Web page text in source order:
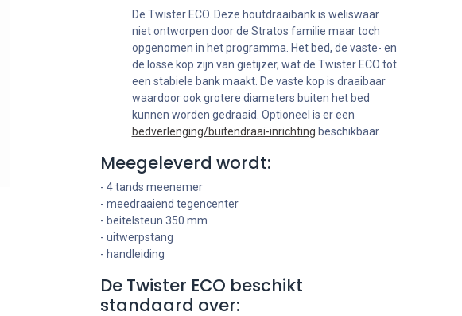
De Twister ECO. Deze houtdraaibank is weliswaar
niet ontworpen door de Stratos familie maar toch
opgenomen in het programma. Het bed, de vaste- en
de losse kop zijn van gietijzer, wat de Twister ECO tot
een stabiele bank maakt. De vaste kop is draaibaar
waardoor ook grotere diameters buiten het bed
kunnen worden gedraaid. Optioneel is er een
bedverlenging/buitendraai-inrichting beschikbaar.
Meegeleverd wordt:
- 4 tands meenemer
- meedraaiend tegencenter
- beitelsteun 350 mm
- uitwerpstang
- handleiding
De Twister ECO beschikt
standaard over: